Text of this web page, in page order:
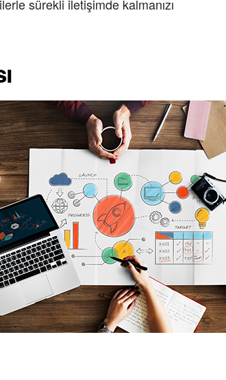
sürekli iletişimde kalmanızı